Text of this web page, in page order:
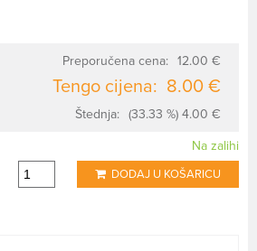
Preporučena cena: 12.00 €
Tengo cijena: 8.00 €
Štednja: (33.33 %) 4.00 €
Na zalihi
DODAJ U KOŠARICU